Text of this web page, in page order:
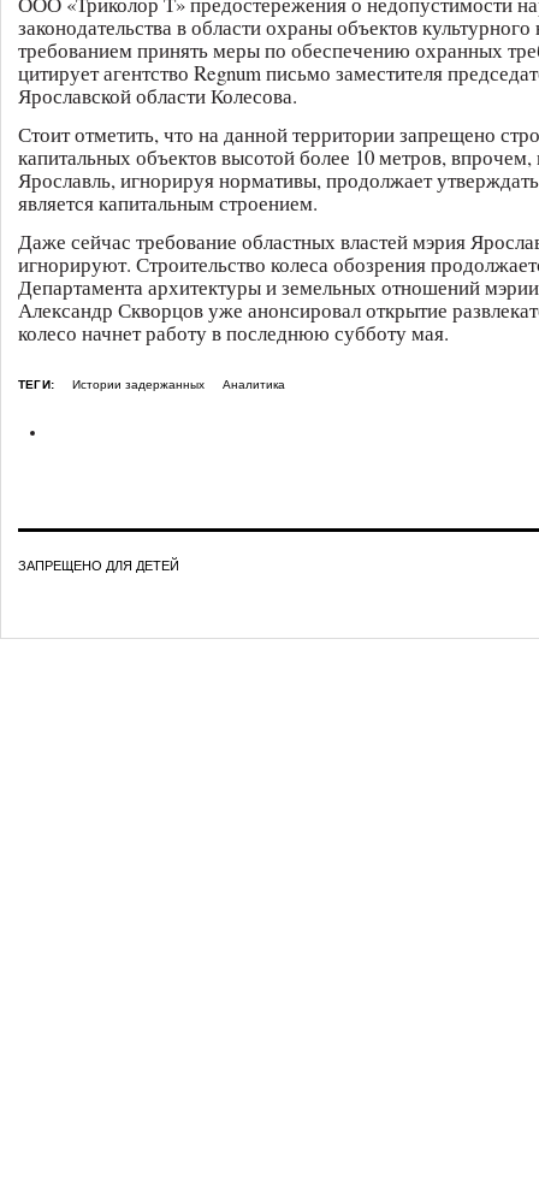
законодательства в области охраны объектов культурного
требованием принять меры по обеспечению охранных
цитирует агентство Regnum письмо заместителя
Ярославской области Колесова.
Стоит отметить, что на данной территории запрещено
капитальных объектов высотой более 10 метров,
Ярославль, игнорируя нормативы, продолжает
является капитальным строением.
Даже сейчас требование областных властей мэрия
игнорируют. Строительство колеса обозрения
Департамента архитектуры и земельных отношений
Александр Скворцов уже анонсировал открытие
колесо начнет работу в последнюю субботу мая.
ТЕГИ: Истории задержанных Аналитика
ЗАПРЕЩЕНО ДЛЯ ДЕТЕЙ